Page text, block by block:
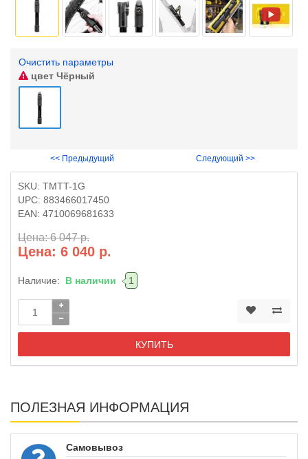
Очистить параметры
цвет Чёрный
<< Предыдущий Следующий >>
SKU: TMTT-1G
UPC: 883466017450
EAN: 4710069681633
Цена: 6 047 р.
Цена: 6 040 р.
Наличие: В наличии 1
КУПИТЬ
ПОЛЕЗНАЯ ИНФОРМАЦИЯ
Самовывоз